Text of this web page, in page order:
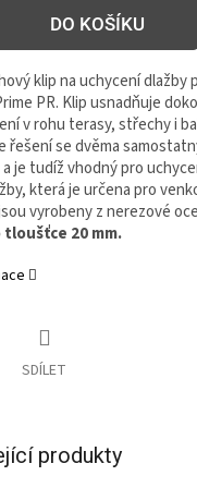
DO KOŠÍKU
klip na uchycení dlažby
PR. Klip usnadňuje
v rohu terasy, střechy i
řešení se dvěma
a je tudíž vhodný pro
která je určena pro
vyrobeny z nerezové
20 mm.
SDÍLET
produkty